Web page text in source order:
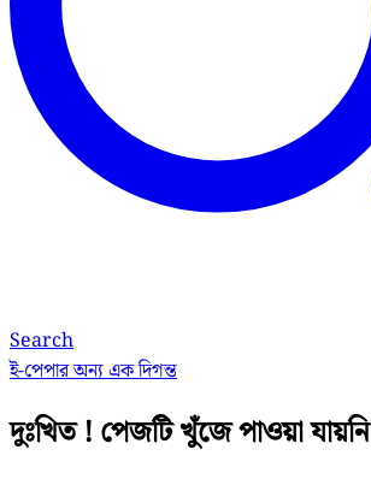
Search
ই-পেপারঅন্য এক দিগন্ত
দুঃখিত ! পেজটি খুঁজে পাওয়া যায়নি